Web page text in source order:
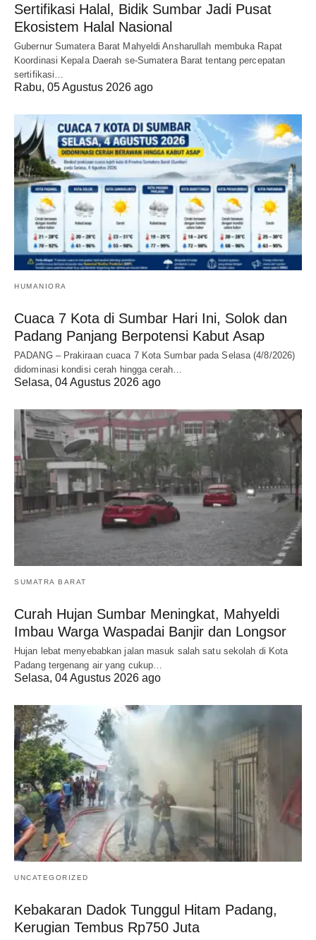
Sertifikasi Halal, Bidik Sumbar Jadi Pusat
Ekosistem Halal Nasional
Gubernur Sumatera Barat Mahyeldi Ansharullah membuka Rapat
Koordinasi Kepala Daerah se-Sumatera Barat tentang percepatan
sertifikasi…
Rabu, 05 Agustus 2026 ago
HUMANIORA
Cuaca 7 Kota di Sumbar Hari Ini, Solok dan
Padang Panjang Berpotensi Kabut Asap
PADANG – Prakiraan cuaca 7 Kota Sumbar pada Selasa (4/8/2026)
didominasi kondisi cerah hingga cerah…
Selasa, 04 Agustus 2026 ago
SUMATRA BARAT
Curah Hujan Sumbar Meningkat, Mahyeldi
Imbau Warga Waspadai Banjir dan Longsor
Hujan lebat menyebabkan jalan masuk salah satu sekolah di Kota
Padang tergenang air yang cukup…
Selasa, 04 Agustus 2026 ago
UNCATEGORIZED
Kebakaran Dadok Tunggul Hitam Padang,
Kerugian Tembus Rp750 Juta